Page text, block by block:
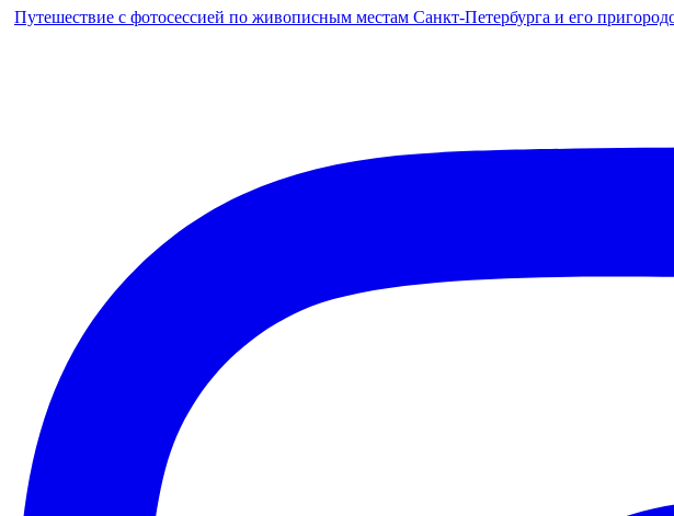
Путешествие с фотосессией по живописным местам Санкт-Петербурга и его